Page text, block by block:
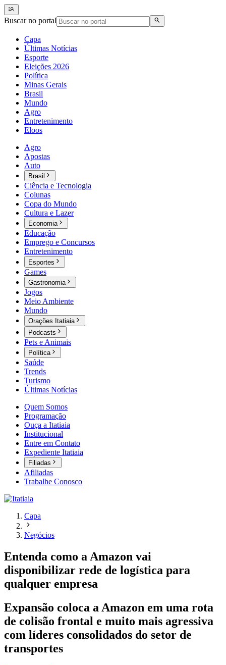
Buscar no portal
Capa
Últimas Notícias
Esporte
Eleições 2026
Política
Minas Gerais
Brasil
Mundo
Agro
Entretenimento
Eloos
Agro
Apostas
Auto
Brasil
Ciência e Tecnologia
Colunas
Copa do Mundo
Cultura e Lazer
Economia
Educação
Emprego e Concursos
Entretenimento
Esportes
Games
Gastronomia
Jogos
Meio Ambiente
Mundo
Orações Itatiaia
Podcasts
Pets e Animais
Política
Saúde
Trends
Turismo
Últimas Notícias
Quem Somos
Programação
Ouça a Itatiaia
Institucional
Entre em Contato
Expediente Itatiaia
Filiadas
Afiliadas
Trabalhe Conosco
Capa
Negócios
Entenda como a Amazon vai
disponibilizar rede de logística para
qualquer empresa
Expansão coloca a Amazon em uma rota
de colisão frontal e muito mais agressiva
com líderes consolidados do setor de
transportes